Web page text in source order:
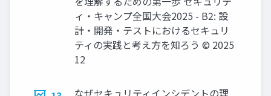
ィ・キャンプ全国大会2025 - B2: 設
計・開発・テストにおけるセキュリ
ティの実践と考え方を知ろう © 2025
12